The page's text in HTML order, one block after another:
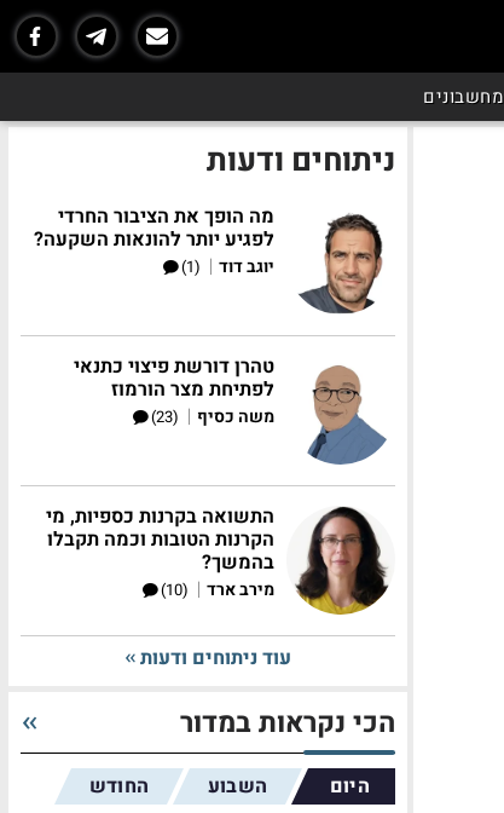
מחשבונים
ניתוחים ודעות
מה הופך את הציבור החרדי
לפגיע יותר להונאות השקעה?
יוגב דוד |
(1)
טהרן דורשת פיצוי כתנאי
לפתיחת מצר הורמוז
משה כסיף |
(23)
התשואה בקרנות כספיות, מי
הקרנות הטובות וכמה תקבלו
בהמשך?
מירב ארד |
(10)
עוד ניתוחים ודעות
הכי נקראות במדור
היום השבוע החודש